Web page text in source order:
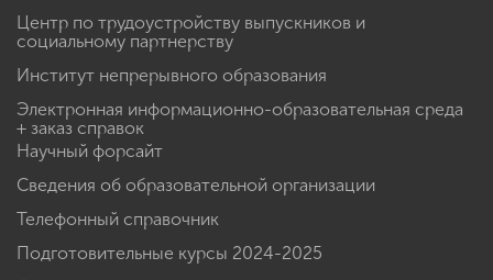
Центр по трудоустройству выпускников и
социальному партнерству
Институт непрерывного образования
Электронная информационно-образовательная среда
+ заказ справок
Научный форсайт
Сведения об образовательной организации
Телефонный справочник
Подготовительные курсы 2024-2025